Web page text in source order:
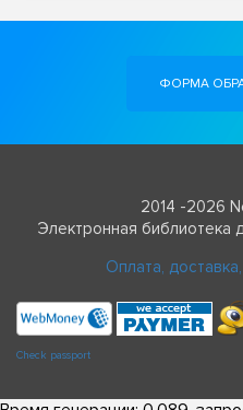
ФОРМА
2014 -2026
Электронная
Оплата,
Check passport